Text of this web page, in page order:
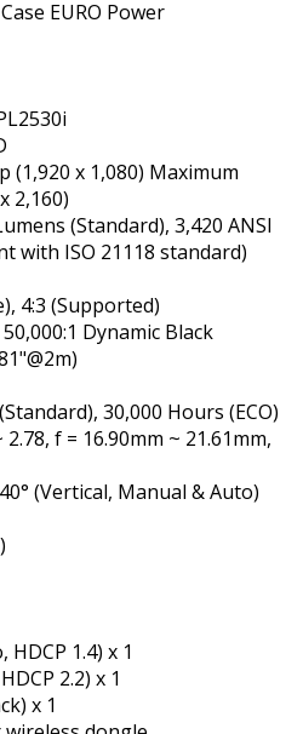
EURO Power
(1,920 x 1,080) Maximum
2,160)
(Standard), 3,420 ANSI
with ISO 21118 standard)
4:3 (Supported)
Dynamic Black
30,000 Hours (ECO)
f = 16.90mm ~ 21.61mm,
(Vertical, Manual & Auto)
1.4) x 1
2.2) x 1
x 1